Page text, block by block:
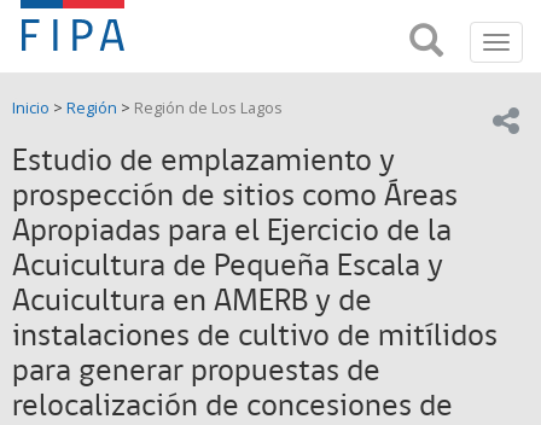
Fondo
de
Investigación
Pesquera
y
Acuicultura
(FIPA)-
SUBPESCA
FIPA;
Fondo
Investigación
y
de
Acuicultira
Inicio > Región > Región de Los Lagos
Estudio de emplazamiento y
prospección de sitios como Áreas
Apropiadas para el Ejercicio de la
Acuicultura de Pequeña Escala y
Acuicultura en AMERB y de
instalaciones de cultivo de mitílidos
para generar propuestas de
relocalización de concesiones de